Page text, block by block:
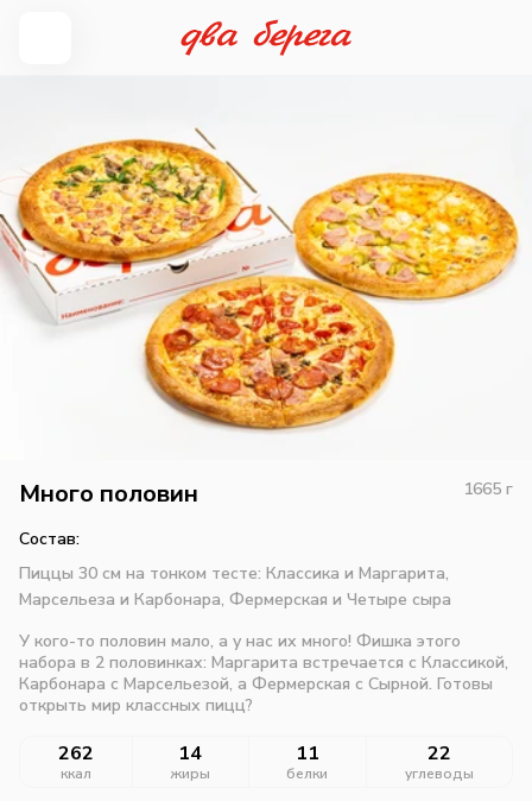
Много половин 1665 г
Состав:
Пиццы 30 см на тонком тесте: Классика и Маргарита,
Марсельеза и Карбонара, Фермерская и Четыре сыра
У кого-то половин мало, а у нас их много! Фишка этого
набора в 2 половинках: Маргарита встречается с Классикой,
Карбонара с Марсельезой, а Фермерская с Сырной. Готовы
открыть мир классных пицц?
262
ккал
14
жиры
11
белки
22
углеводы